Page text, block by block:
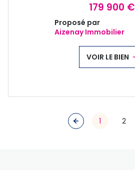
179 900 €
Proposé par
Aizenay Immobilier
VOIR LE BIEN
1 2